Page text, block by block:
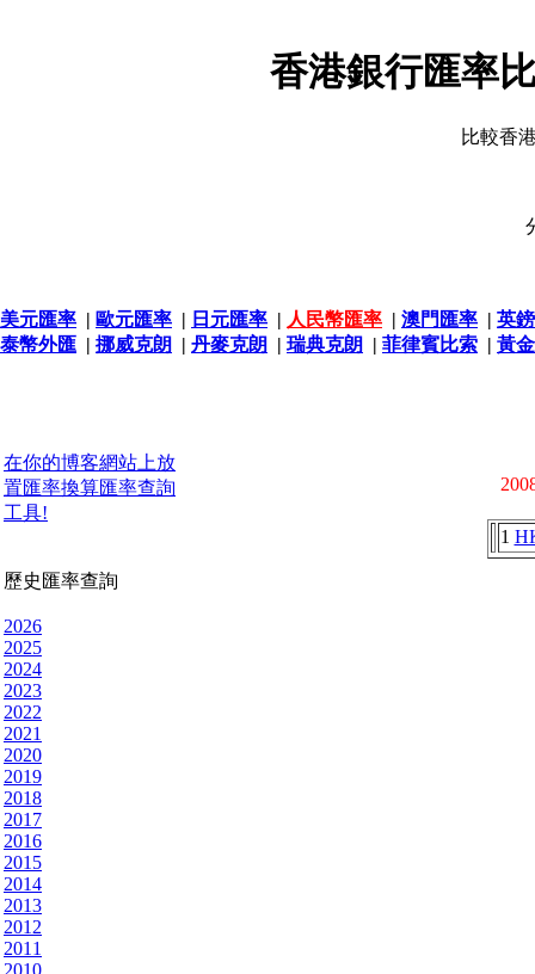
香港銀行匯率
比較香
美元匯率 | 歐元匯率 | 日元匯率 | 人民幣匯率 | 澳門匯率 | 英
泰幣外匯 | 挪威克朗 | 丹麥克朗 | 瑞典克朗 | 菲律賓比索 | 黃
在你的博客網站上放
置匯率換算匯率查詢
工具!
歷史匯率查詢
2026
2025
2024
2023
2022
2021
2020
2019
2018
2017
2016
2015
2014
2013
2012
2011
1